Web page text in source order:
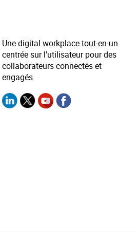
Une digital workplace tout-en-un
centrée sur l'utilisateur pour des
collaborateurs connectés et
engagés